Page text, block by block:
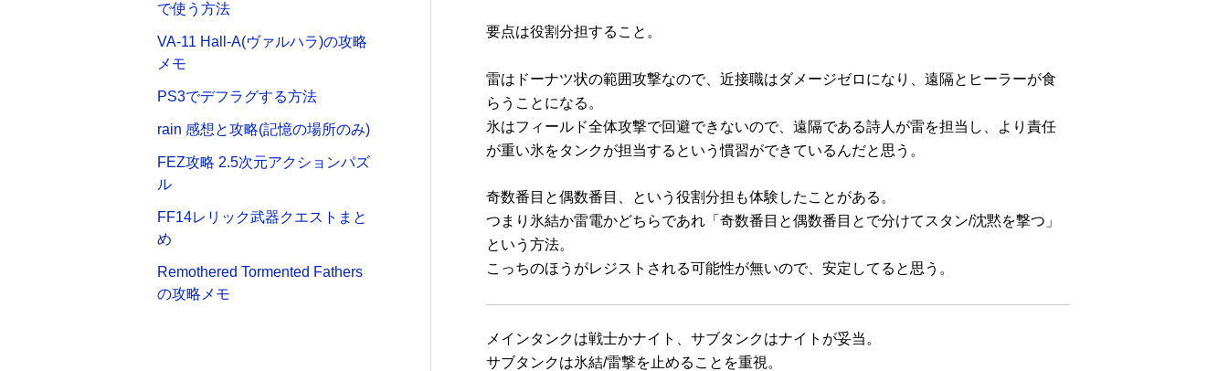
で使う方法
VA-11 Hall-A(ヴァルハラ)の攻略
メモ
PS3でデフラグする方法
rain 感想と攻略(記憶の場所のみ)
FEZ攻略 2.5次元アクションパズ
ル
FF14レリック武器クエストまと
め
Remothered Tormented Fathers
の攻略メモ
要点は役割分担すること。
雷はドーナツ状の範囲攻撃なので、近接職はダメージゼロになり、遠隔とヒーラーが食
らうことになる。
氷はフィールド全体攻撃で回避できないので、遠隔である詩人が雷を担当し、より責任
が重い氷をタンクが担当するという慣習ができているんだと思う。
奇数番目と偶数番目、という役割分担も体験したことがある。
つまり氷結か雷電かどちらであれ「奇数番目と偶数番目とで分けてスタン/沈黙を撃つ」
という方法。
こっちのほうがレジストされる可能性が無いので、安定してると思う。
メインタンクは戦士かナイト、サブタンクはナイトが妥当。
サブタンクは氷結/雷撃を止めることを重視。